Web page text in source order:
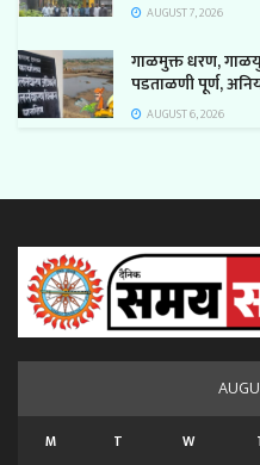
AUGUST 7, 2026
गाळमुक्त धरण,
पडताळणी पूर्ण,
AUGUST 6, 2026
M T W